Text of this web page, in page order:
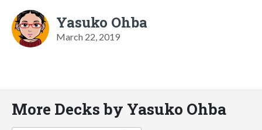
Yasuko Ohba
March 22, 2019
More Decks by Yasuko Ohba